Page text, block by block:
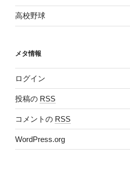
高校野球
メタ情報
ログイン
投稿の RSS
コメントの RSS
WordPress.org